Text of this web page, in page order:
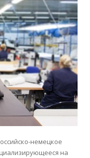
немецкое
на